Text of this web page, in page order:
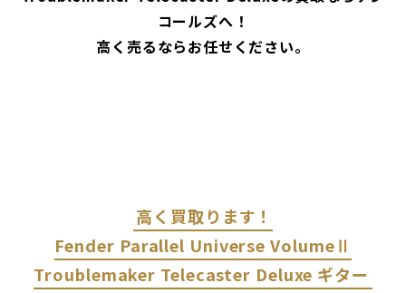
コールズへ！
高く売るならお任せください。
高く買取ります！
Fender Parallel Universe VolumeⅡ
Troublemaker Telecaster Deluxe ギター